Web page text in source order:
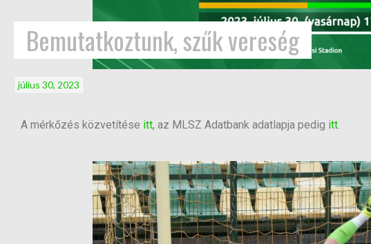
Bemutatkoztunk, szűk vereség
július 30, 2023
A mérkőzés közvetítése itt, az MLSZ Adatbank adatlapja pedig itt.